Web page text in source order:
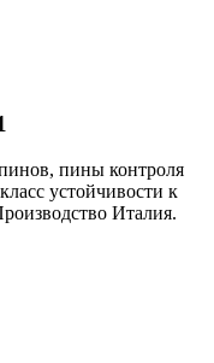
пины контроля
устойчивости к
Италия.